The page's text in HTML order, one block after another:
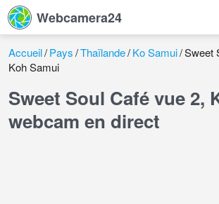
Webcamera24
Accueil Pays Thaïlande Ko Samui Sweet
Koh Samui
Sweet Soul Café vue 2,
webcam en direct